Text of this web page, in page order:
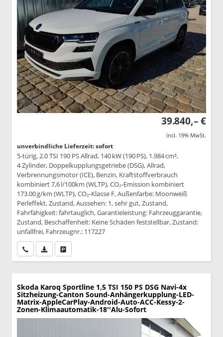
39.840,– €
incl. 19% MwSt.
unverbindliche Lieferzeit: sofort
5-türig, 2.0 TSI 190 PS Allrad, 140 kW (190 PS), 1.984 cm³,
4 Zylinder, Doppelkupplungsgetriebe (DSG), Allrad,
Verbrennungsmotor (ICE), Benzin, Kraftstoffverbrauch
kombiniert 7,6 l/100km (WLTP), CO₂-Emission kombiniert
173.00 g/km (WLTP), CO₂-Klasse F, Außenfarbe: Moonweiß
Perleffekt, Zustand, Aussehen: 1, sehr gut, Zustand,
Fahrfähigkeit: fahrtauglich, Garantieleistung: Fahrzeuggarantie,
Zustand, Beschaffenheit: Keine Schäden feststellbar, Zustand:
unfallfrei, Fahrzeugnr.: 117227
Wir rufen Sie anPDF-Datei, Fahrzeugexposé drucken
Skoda Karoq Sportline 1,5 TSI 150 PS DSG Navi-4x
Sitzheizung-Canton Sound-Anhängerkupplung-LED-
Matrix-AppleCarPlay-Android-Auto-ACC-Kessy-2-
Zonen-Klimaautomatik-18''Alu-Sofort